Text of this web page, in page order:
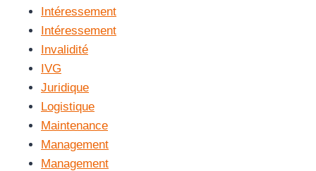
Intéressement
Intéressement
Invalidité
IVG
Juridique
Logistique
Maintenance
Management
Management